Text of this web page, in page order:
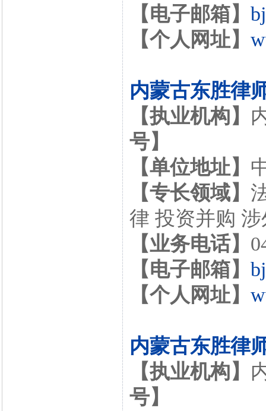
【电子邮箱】
【个人网址】
内蒙古东胜律
【执业机构】
号】
【单位地址】
【专长领域】
律 投资并购
【业务电话】
【电子邮箱】
【个人网址】
内蒙古东胜律
【执业机构】
号】